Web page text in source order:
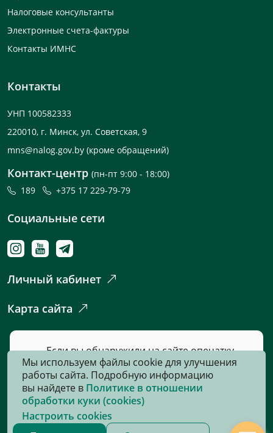
Налоговые консультанты
Электронные счета-фактуры
Контакты ИМНС
Контакты
УНП 100582333
220010, г. Минск, ул. Советская, 9
mns@nalog.gov.by (кроме обращений)
Контакт-центр (пн-пт 9:00 - 18:00)
189
+375 17 229-79-79
Социальные сети
Личный кабинет
Карта сайта
Если вы обнаружили на сайте опечатку
или неточность, пожалуйста, нажмите
сюдаи сообщите нам об этом.
© 2026, Все права защищены
Мы используем файлы cookie для улучшения
работы сайта. Подробную информацию
вы найдете в Политике в отношении
обработки куки (cookies)
Настроить cookies